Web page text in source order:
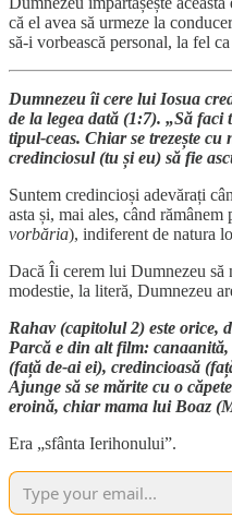
că el avea să urmeze la
să-i vorbească personal, la fel
Dumnezeu îi cere lui Iosua
de la legea dată (1:7). „Să faci
tipul-ceas. Chiar se trezește cu
credinciosul (tu și eu) să fie
Suntem credincioși adevărați
asta și, mai ales, când
vorbăria), indiferent de natura
Dacă Îi cerem lui Dumnezeu
modestie, la literă, Dumnezeu
Rahav (capitolul 2) este orice,
Parcă e din alt film:
(față de-ai ei), credincioasă
Ajunge să se mărite cu o
eroină, chiar mama lui Boaz
Era „sfânta Ierihonului”.